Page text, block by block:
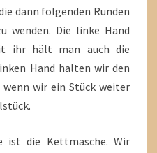
dann folgenden Runden
wenden. Die linke Hand
ihr hält man auch die
Hand halten wir den
wenn wir ein Stück weiter
ist die Kettmasche. Wir